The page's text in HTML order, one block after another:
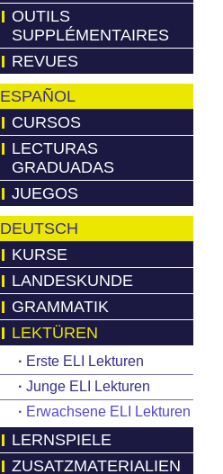
OUTILS
SUPPLÉMENTAIRES
REVUES
ESPAÑOL
CURSOS
LECTURAS
GRADUADAS
JUEGOS
DEUTSCH
KURSE
LANDESKUNDE
GRAMMATIK
LEKTÜREN
· Erste ELI Lekturen
· Junge ELI Lekturen
· Erwachsene ELI Lekturen
LERNSPIELE
ZUSATZMATERIALIEN